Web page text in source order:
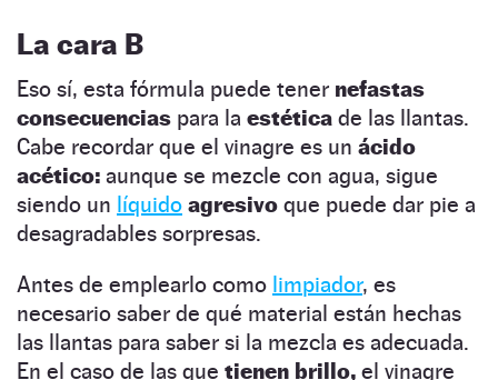
La cara B
Eso sí, esta fórmula puede tener nefastas
consecuencias para la estética de las llantas.
Cabe recordar que el vinagre es un ácido
acético: aunque se mezcle con agua, sigue
siendo un líquido agresivo que puede dar pie a
desagradables sorpresas.
Antes de emplearlo como limpiador, es
necesario saber de qué material están hechas
las llantas para saber si la mezcla es adecuada.
En el caso de las que tienen brillo, el vinagre